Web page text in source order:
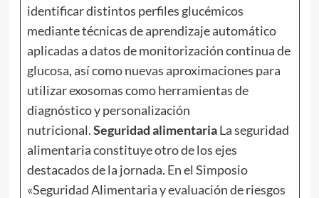
identificar distintos perfiles glucémicos
mediante técnicas de aprendizaje automático
aplicadas a datos de monitorización continua de
glucosa, así como nuevas aproximaciones para
utilizar exosomas como herramientas de
diagnóstico y personalización
nutricional.Seguridad alimentariaLa seguridad
alimentaria constituye otro de los ejes
destacados de la jornada. En el Simposio
«Seguridad Alimentaria y evaluación de riesgos